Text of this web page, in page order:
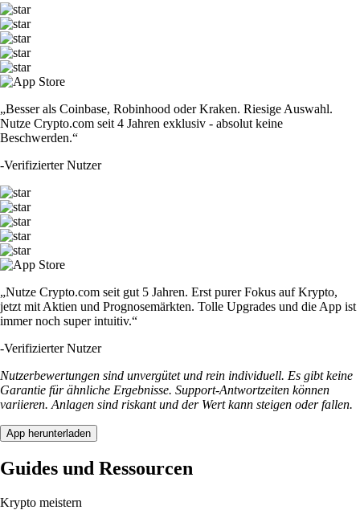
„Besser als Coinbase, Robinhood oder Kraken. Riesige Auswahl.
Nutze Crypto.com seit 4 Jahren exklusiv - absolut keine
Beschwerden.“
-Verifizierter Nutzer
„Nutze Crypto.com seit gut 5 Jahren. Erst purer Fokus auf Krypto,
jetzt mit Aktien und Prognosemärkten. Tolle Upgrades und die App ist
immer noch super intuitiv.“
-Verifizierter Nutzer
Nutzerbewertungen sind unvergütet und rein individuell. Es gibt keine
Garantie für ähnliche Ergebnisse. Support-Antwortzeiten können
variieren. Anlagen sind riskant und der Wert kann steigen oder fallen.
App herunterladen
Guides und Ressourcen
Krypto meistern